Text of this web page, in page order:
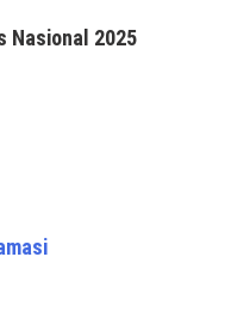
Nasional 2025